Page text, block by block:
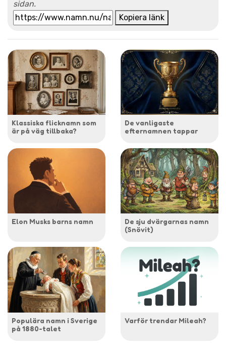
sidan.
Kopiera länk
Klassiska flicknamn som
är på väg tillbaka?
De vanligaste
efternamnen tappar
Elon Musks barns namn
De sju dvärgarnas namn
(Snövit)
Populära namn i Sverige
på 1880-talet
Varför trendar Mileah?